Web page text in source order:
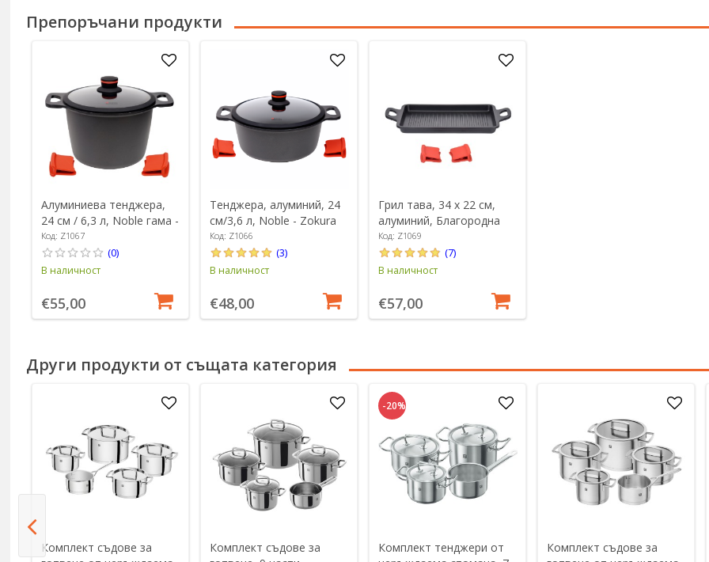
Препоръчани продукти
Алуминиева тенджера,
24 см / 6,3 л, Noble гама -
Zokura
Код: Z1067
(0)
В наличност
€55,00
Тенджера, алуминий, 24
см/3,6 л, Noble - Zokura
Код: Z1066
(3)
В наличност
€48,00
Грил тава, 34 х 22 см,
алуминий, Благородна
гама - Zokura
Код: Z1069
(7)
В наличност
€57,00
Други продукти от същата категория
Комплект съдове за
Комплект съдове за
-20%
Комплект тенджери от
Комплект съдове за